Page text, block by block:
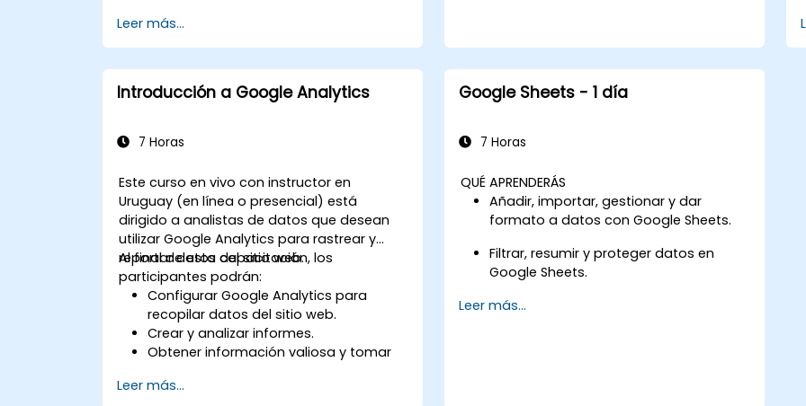
empresarial.
Prepararse para el examen de
certificación con preguntas simuladas
y revisión estructurada.
Leer más...
Introducción a Google Analytics
7 Horas
Este curso en vivo con instructor en
Uruguay (en línea o presencial) está
dirigido a analistas de datos que desean
utilizar Google Analytics para rastrear y
reportar datos del sitio web.
Al final de esta capacitación, los
participantes podrán:
Configurar Google Analytics para
recopilar datos del sitio web.
Crear y analizar informes.
Obtener información valiosa y tomar
Leer más...
Google Sheets - 1 día
7 Horas
QUÉ APRENDERÁS
Añadir, importar, gestionar y dar
formato a datos con Google Sheets.
Filtrar, resumir y proteger datos en
Google Sheets.
Realizar cálculos y visualizar los datos
Leer más...